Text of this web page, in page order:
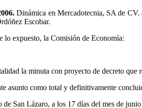
Dinámica en Mercadotecnia, SA de
Escobar.
lo expuesto, la Comisión de Economía:
la minuta con proyecto de decreto
asunto como total y definitivamente
San Lázaro, a los 17 días del mes de